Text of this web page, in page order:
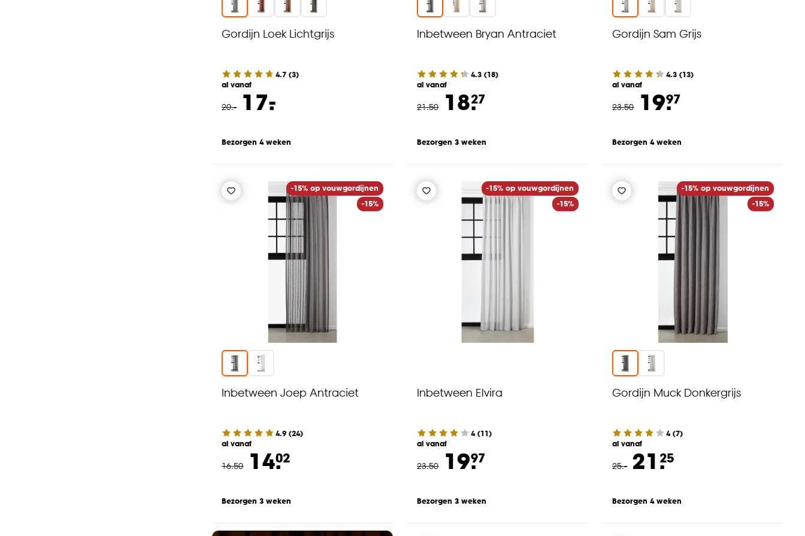
Gordijn Loek Lichtgrijs
4.7 (3)
al vanaf
20.- 17.
-
Bezorgen 4 weken
Inbetween Bryan Antraciet
4.3 (18)
al vanaf
21.50 18.27
Bezorgen 3 weken
Gordijn Sam Grijs
4.3 (13)
al vanaf
23.50 19.97
Bezorgen 4 weken
-15% op vouwgordijnen
-15%
Inbetween Joep Antraciet
4.9 (24)
al vanaf
16.50 14.02
Bezorgen 3 weken
-15% op vouwgordijnen
-15%
Inbetween Elvira
4(11)
al vanaf
23.50 19.97
Bezorgen 3 weken
-15% op vouwgordijnen
-15%
Gordijn Muck Donkergrijs
4(7)
al vanaf
25.- 21.25
Bezorgen 4 weken